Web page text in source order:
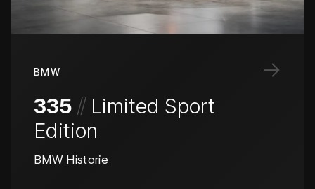
→
BMW
335 // Limited Sport
Edition
BMW Historie